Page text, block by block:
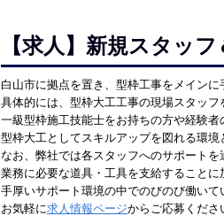
【求人】新規スタッ
白山市に拠点を置き、型枠工事をメイン
具体的には、型枠大工工事の現場スタッフ
一級型枠施工技能士をお持ちの方や経験
型枠大工としてスキルアップを図れる環境
なお、弊社では各スタッフへのサポートを
業務に必要な道具・工具を支給することに
手厚いサポート環境の中でのびのび働いて
お気軽に求人情報ページからご応募くださ